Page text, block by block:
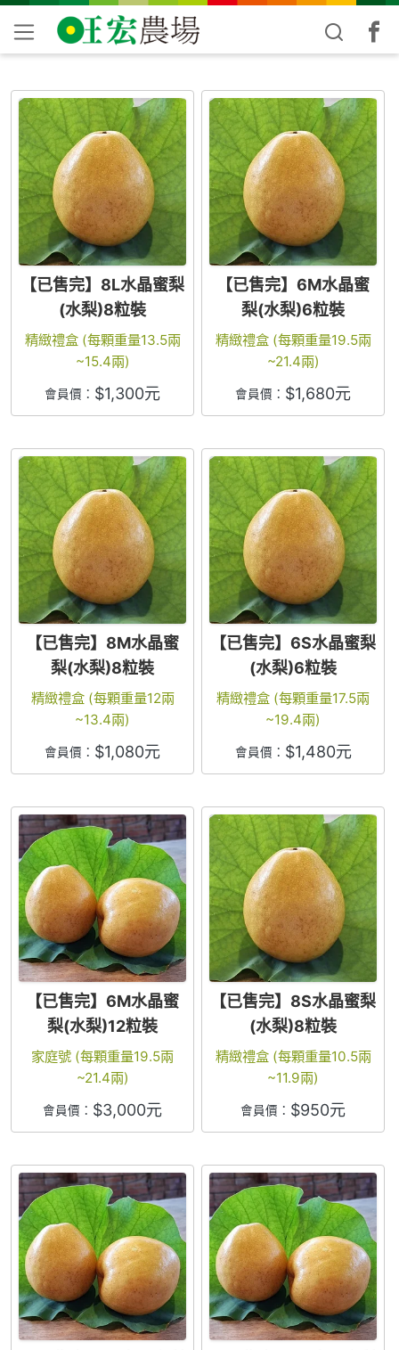
【已售完】8L水晶蜜梨
(水梨)8粒裝
精緻禮盒 (每顆重量13.5兩
~15.4兩)
會員價： $1,300元
【已售完】6M水晶蜜
梨(水梨)6粒裝
精緻禮盒 (每顆重量19.5兩
~21.4兩)
會員價： $1,680元
【已售完】8M水晶蜜
梨(水梨)8粒裝
精緻禮盒 (每顆重量12兩
~13.4兩)
會員價： $1,080元
【已售完】6S水晶蜜梨
(水梨)6粒裝
精緻禮盒 (每顆重量17.5兩
~19.4兩)
會員價： $1,480元
【已售完】6M水晶蜜
梨(水梨)12粒裝
家庭號 (每顆重量19.5兩
~21.4兩)
會員價： $3,000元
【已售完】8S水晶蜜梨
(水梨)8粒裝
精緻禮盒 (每顆重量10.5兩
~11.9兩)
會員價： $950元